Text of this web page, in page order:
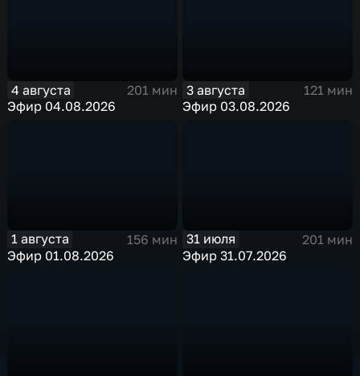
4 августа
201 мин
Эфир 04.08.2026
3 августа
121 мин
Эфир 03.08.2026
1 августа
156 мин
Эфир 01.08.2026
31 июля
201 мин
Эфир 31.07.2026